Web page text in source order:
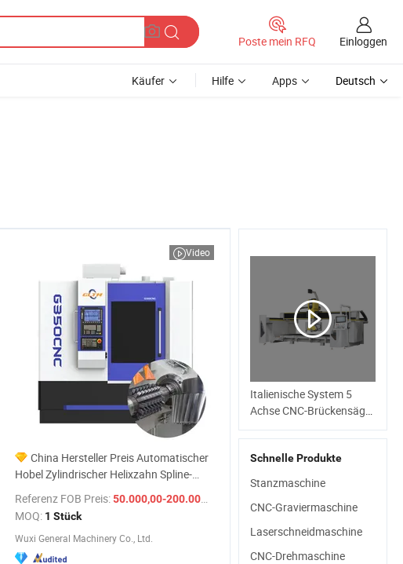
Poste mein RFQ Einloggen
Käufer Hilfe Apps Deutsch
/ Stück
Video
China Hersteller Preis Automatischer
Hobel Zylindrischer Helixzahn Spline-
Wurm Auto-Lade CNC Zahnrad-Hobel-
Fräsmaschine zum Schneiden von
Zahnrädern zum Verkauf
Referenz FOB Preis:50.000,00-200.000,00 $
MOQ: 1 Stück
Wuxi General Machinery Co., Ltd.
Italienische System 5
Achse CNC-Brückensäge
automatisch Marmor
Granit Quarz Slab
Fräsmaschinen
Küchenspüle
Stein Schneiden
Maschinenfabrikpreis
Schnelle Produkte
Stanzmaschine
CNC-Graviermaschine
Laserschneidmaschine
CNC-Drehmaschine